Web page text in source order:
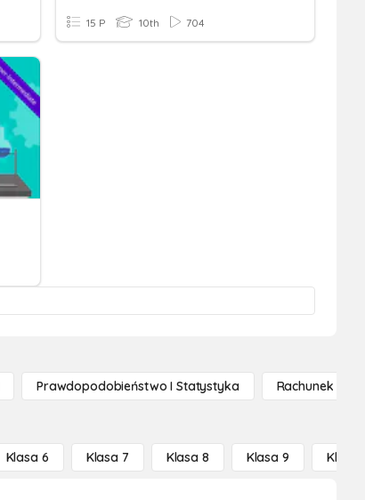
15 P 10th 704
Prawdopodobieństwo I Statystyka Rachunek
Klasa 6 Klasa 7 Klasa 8 Klasa 9 Klasa